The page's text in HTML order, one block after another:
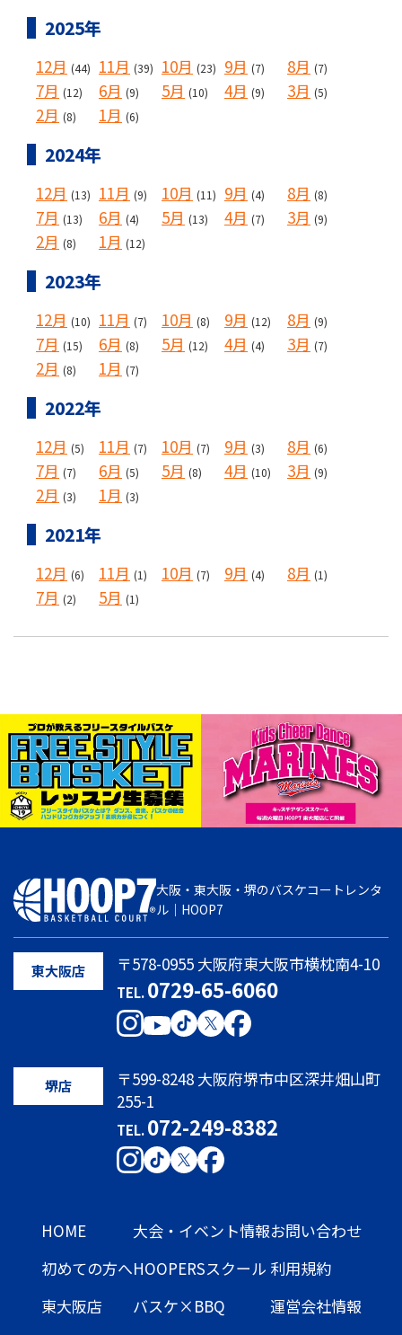
2025年
12月 (44) 11月 (39) 10月 (23) 9月 (7) 8月 (7)
7月 (12) 6月 (9) 5月 (10) 4月 (9) 3月 (5)
2月 (8) 1月 (6)
2024年
12月 (13) 11月 (9) 10月 (11) 9月 (4) 8月 (8)
7月 (13) 6月 (4) 5月 (13) 4月 (7) 3月 (9)
2月 (8) 1月 (12)
2023年
12月 (10) 11月 (7) 10月 (8) 9月 (12) 8月 (9)
7月 (15) 6月 (8) 5月 (12) 4月 (4) 3月 (7)
2月 (8) 1月 (7)
2022年
12月 (5) 11月 (7) 10月 (7) 9月 (3) 8月 (6)
7月 (7) 6月 (5) 5月 (8) 4月 (10) 3月 (9)
2月 (3) 1月 (3)
2021年
12月 (6) 11月 (1) 10月 (7) 9月 (4) 8月 (1)
7月 (2) 5月 (1)
大阪・東大阪・堺のバスケコートレンタ
ル｜HOOP7
東大阪店 〒578-0955 大阪府東大阪市横枕南4-10
TEL.0729-65-6060
堺店
〒599-8248 大阪府堺市中区深井畑山町
255-1
TEL.072-249-8382
HOME
初めての方へ
東大阪店
大会・イベント情報
HOOPERSスクール
バスケ×BBQ
お問い合わせ
利用規約
運営会社情報